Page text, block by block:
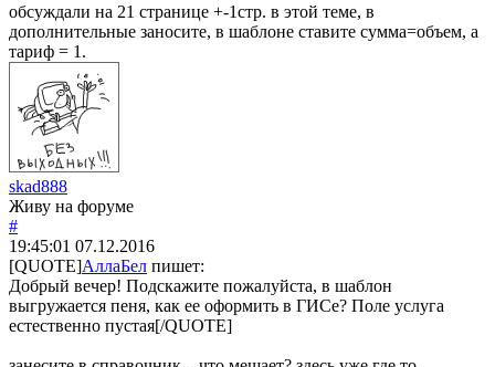
обсуждали на 21 странице +-1стр. в этой теме, в
дополнительные заносите, в шаблоне ставите сумма=объем, а
тариф = 1.
skad888
Живу на форуме
#
19:45:01 07.12.2016
[QUOTE]АллаБел пишет:
Добрый вечер! Подскажите пожалуйста, в шаблон
выгружается пеня, как ее оформить в ГИСе? Поле услуга
естественно пустая[/QUOTE]